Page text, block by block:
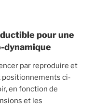
pour une
dynamique
par reproduire et
ci-
en fonction de
et les